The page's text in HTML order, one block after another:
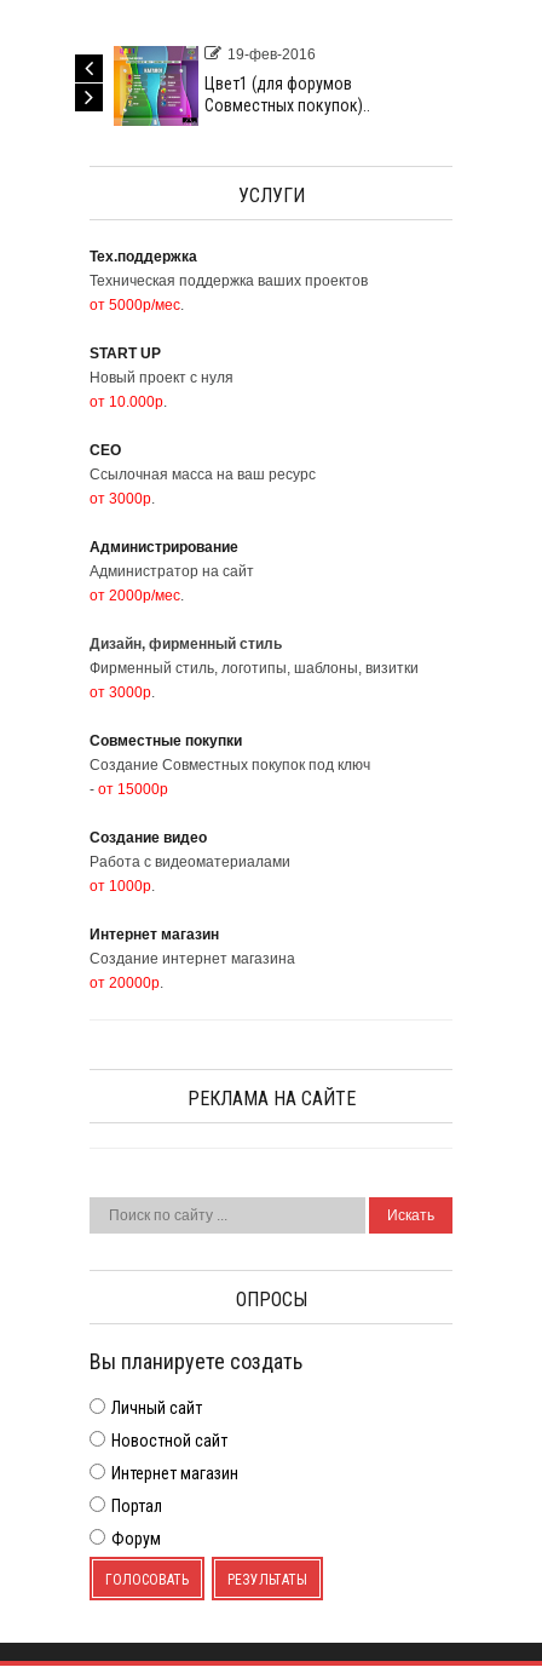
19-фев-2016
Цвет1 (для форумов
Совместных покупок)..
УСЛУГИ
Тех.поддержка
Техническая поддержка ваших проектов
от 5000р/мес.
START UP
Новый проект с нуля
от 10.000р.
СЕО
Ссылочная масса на ваш ресурс
от 3000р.
Администрирование
Администратор на сайт
от 2000р/мес.
Дизайн, фирменный стиль
Фирменный стиль, логотипы, шаблоны, визитки
от 3000р.
Совместные покупки
Создание Совместных покупок под ключ
- от 15000р
Создание видео
Работа с видеоматериалами
от 1000р.
Интернет магазин
Создание интернет магазина
от 20000р.
РЕКЛАМА НА САЙТЕ
ОПРОСЫ
Вы планируете создать
Личный сайт
Новостной сайт
Интернет магазин
Портал
Форум
ГОЛОСОВАТЬ РЕЗУЛЬТАТЫ